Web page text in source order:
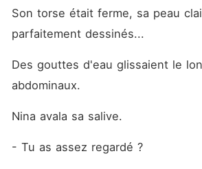
Son torse était ferme, sa peau
parfaitement dessinés...
Des gouttes d'eau glissaient le
abdominaux.
Nina avala sa salive.
- Tu as assez regardé ?